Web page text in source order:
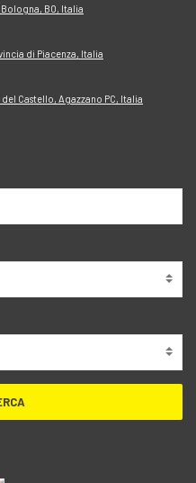
BO, Italia
di Piacenza, Italia
Castello, Agazzano PC, Italia